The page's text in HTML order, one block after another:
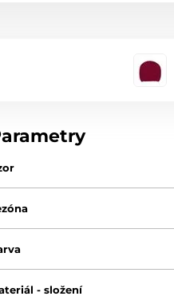
- složení